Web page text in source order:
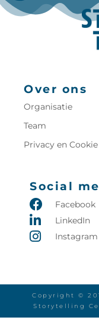
Over ons
Organisatie
Team
Privacy en
Social
Facebook
LinkedIn
Instagram
Copyright ©
Storytelling